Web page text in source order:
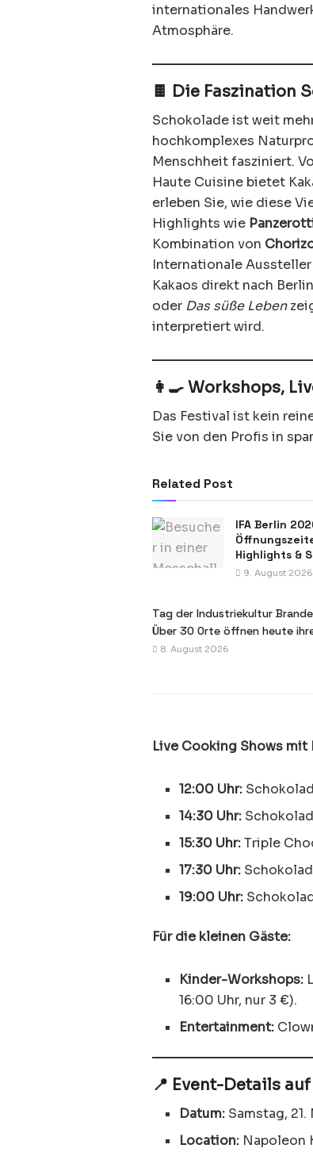
internationales
Atmosphäre.
🍫 Die Faszination
Schokolade ist weit
hochkomplexes
Menschheit fasziniert.
Haute Cuisine bietet
erleben Sie, wie diese
Highlights wie
Kombination von
Internationale
Kakaos direkt nach
oder Das süße Leben
interpretiert wird.
👩‍🍳 Workshops,
Das Festival ist kein
Sie von den Profis in
Related Post
IFA Berlin
Highlights &
9. August 2026
Tag der Industriekultur
Über 30 Orte öffnen heute
8. August 2026
Live Cooking Shows mit
12:00 Uhr:
14:30 Uhr:
15:30 Uhr:Triple
17:30 Uhr:
19:00 Uhr:
Für die kleinen Gäste:
Kinder-Workshops:
16:00 Uhr, nur 3 €).
Entertainment:
📍 Event-Details
Datum: Samstag,
Location: Napoleon